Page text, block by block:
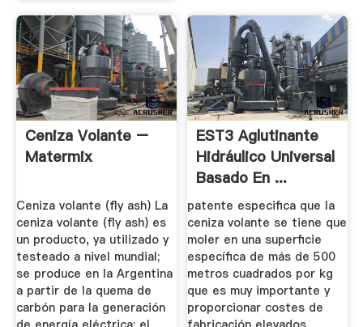
Ceniza Volante –
Matermix
Ceniza volante (fly ash) La
ceniza volante (fly ash) es
un producto, ya utilizado y
testeado a nivel mundial;
se produce en la Argentina
a partir de la quema de
carbón para la generación
EST3 Aglutinante
Hidráulico Universal
Basado En ...
patente especifica que la
ceniza volante se tiene que
moler en una superficie
específica de más de 500
metros cuadrados por kg
que es muy importante y
proporcionar costes de